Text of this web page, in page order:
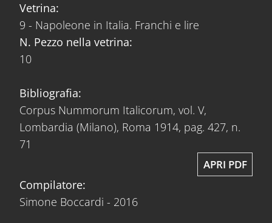
Vetrina:
9 - Napoleone in Italia. Franchi e lire
N. Pezzo nella vetrina:
10
Bibliografia:
Corpus Nummorum Italicorum, vol. V,
Lombardia (Milano), Roma 1914, pag. 427, n.
71
APRI PDF
Compilatore:
Simone Boccardi - 2016